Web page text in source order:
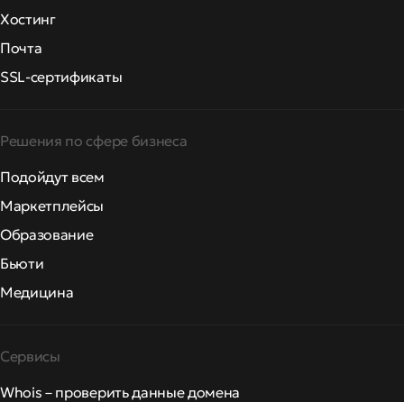
Хостинг
Почта
SSL-сертификаты
Решения по сфере бизнеса
Подойдут всем
Маркетплейсы
Образование
Бьюти
Медицина
Сервисы
Whois – проверить данные домена